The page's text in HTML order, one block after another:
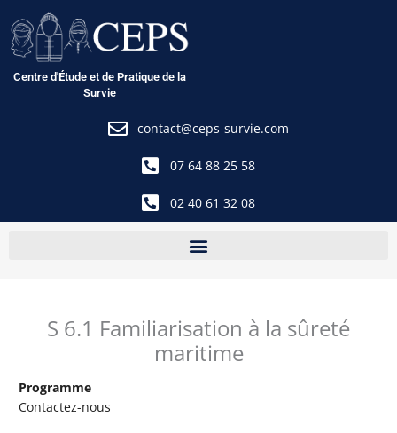
au
contenu
Centre d'Étude et de Pratique de la
Survie
contact@ceps-survie.com
07 64 88 25 58
02 40 61 32 08
S 6.1 Familiarisation à la sûreté
maritime
Programme
Contactez-nous